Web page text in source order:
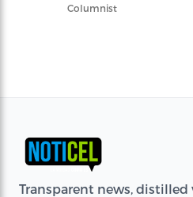
Columnist
Transparent news, distilled